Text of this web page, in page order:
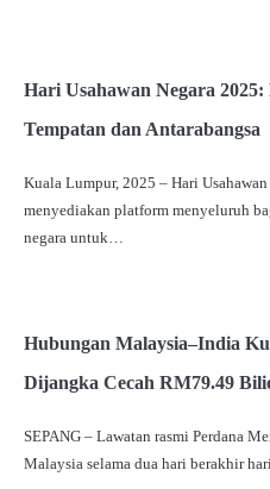
Hari Usahawan Negara
Tempatan dan Antarabangsa
Kuala Lumpur, 2025 – Hari
menyediakan platform menyeluruh
negara untuk…
Hubungan Malaysia–India
Dijangka Cecah RM79.49
SEPANG – Lawatan rasmi Perdana
Malaysia selama dua hari berakhir